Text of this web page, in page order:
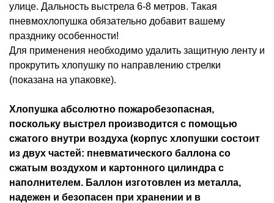
улице. Дальность выстрела 6-8 метров. Такая
пневмохлопушка обязательно добавит вашему
празднику особенности!
Для применения необходимо удалить защитную ленту и
прокрутить хлопушку по направлению стрелки
(показана на упаковке).
Хлопушка абсолютно пожаробезопасная,
поскольку выстрел производится с помощью
сжатого внутри воздуха (корпус хлопушки состоит
из двух частей: пневматического баллона со
сжатым воздухом и картонного цилиндра с
наполнителем. Баллон изготовлен из металла,
надежен и безопасен при хранении и в